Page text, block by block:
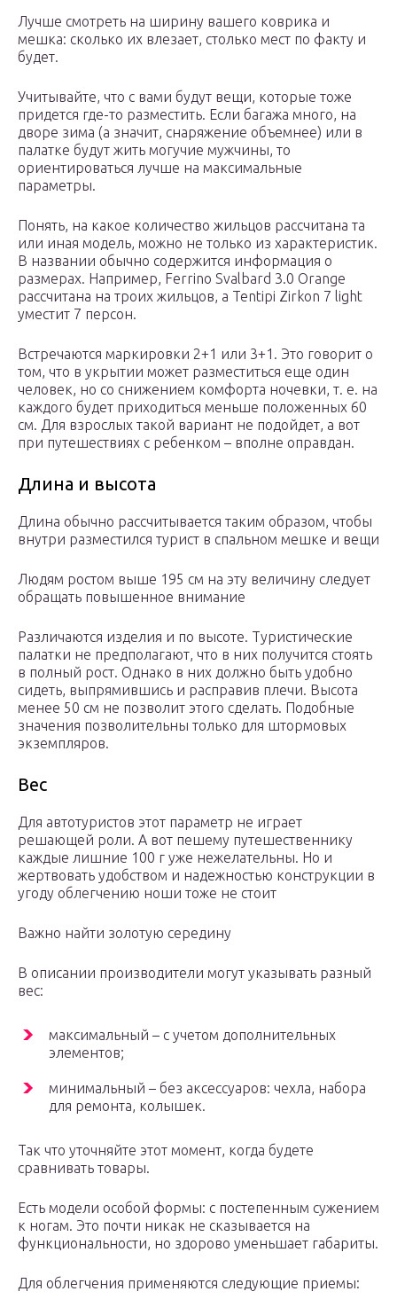
Лучше смотреть на ширину вашего коврика и
мешка: сколько их влезает, столько мест по факту и
будет.
Учитывайте, что с вами будут вещи, которые тоже
придется где-то разместить. Если багажа много, на
дворе зима (а значит, снаряжение объемнее) или в
палатке будут жить могучие мужчины, то
ориентироваться лучше на максимальные
параметры.
Понять, на какое количество жильцов рассчитана та
или иная модель, можно не только из характеристик.
В названии обычно содержится информация о
размерах. Например, Ferrino Svalbard 3.0 Orange
рассчитана на троих жильцов, а Tentipi Zirkon 7 light
уместит 7 персон.
Встречаются маркировки 2+1 или 3+1. Это говорит о
том, что в укрытии может разместиться еще один
человек, но со снижением комфорта ночевки, т. е. на
каждого будет приходиться меньше положенных 60
см. Для взрослых такой вариант не подойдет, а вот
при путешествиях с ребенком – вполне оправдан.
Длина и высота
Длина обычно рассчитывается таким образом, чтобы
внутри разместился турист в спальном мешке и вещи
Людям ростом выше 195 см на эту величину следует
обращать повышенное внимание
Различаются изделия и по высоте. Туристические
палатки не предполагают, что в них получится стоять
в полный рост. Однако в них должно быть удобно
сидеть, выпрямившись и расправив плечи. Высота
менее 50 см не позволит этого сделать. Подобные
значения позволительны только для штормовых
экземпляров.
Вес
Для автотуристов этот параметр не играет
решающей роли. А вот пешему путешественнику
каждые лишние 100 г уже нежелательны. Но и
жертвовать удобством и надежностью конструкции в
угоду облегчению ноши тоже не стоит
Важно найти золотую середину
В описании производители могут указывать разный
вес:
максимальный – с учетом дополнительных
элементов;
минимальный – без аксессуаров: чехла, набора
для ремонта, колышек.
Так что уточняйте этот момент, когда будете
сравнивать товары.
Есть модели особой формы: с постепенным сужением
к ногам. Это почти никак не сказывается на
функциональности, но здорово уменьшает габариты.
Для облегчения применяются следующие приемы: